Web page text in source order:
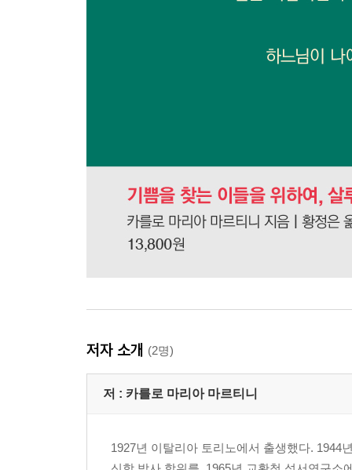
저자 소개 (2명)
저 : 카를로 마리아 마르티니
1927년 이탈리아 토리노에서 출생했다. 1944